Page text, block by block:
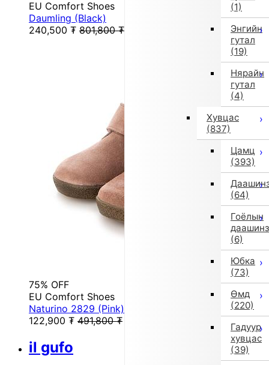
(1)
Энгийн
гутал
(19)
Нярайн
гутал
(4)
Хувцас
(837)
Цамц
(393)
(64)
Гоёлын
даашинз
(6)
Юбка
(73)
Өмд
(220)
Гадуур
хувцас
(39)
EU Comfort Shoes
Daumling (Black)
240,500 ₮ 801,800 ₮
75% OFF
EU Comfort Shoes
Naturino 2829 (Pink)
122,900 ₮ 491,800 ₮
il gufo